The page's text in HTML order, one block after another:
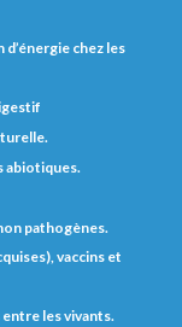
chez les
abiotiques.
pathogènes.
vaccins et
les vivants.